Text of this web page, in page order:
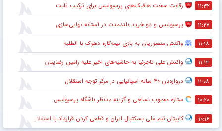
۱۱:۳۲ رقابت سخت هافبک‌های پرسپولیس برای ترکیب ثابت
۱۱:۲۷ پرسپولیس و دو خرید بلندمدت در آستانه نهایی‌سازی
۱۱:۱۸ واکنش منصوریان به بازی نیمه‌کاره دهوک با الطلبه
۱۱:۱۳ واکنش علی تاجرنیا به حاشیه‌های اخیر علیه رامین رضاییان
۱۱:۰۸ دروازه‌بان ۴۰ ساله اسپانیایی در مرکز توجه استقلال
۱۰:۲۰ ستاره محبوب نساجی و گزینه مدنظر باشگاه پرسپولیس
۱۰:۱۶ کاپیتان تیم ملی بسکتبال ایران و قطعی کردن قرارداد با استقلال